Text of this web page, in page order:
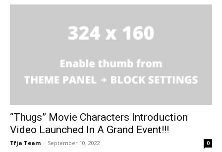
“Thugs” Movie Characters Introduction
Video Launched In A Grand Event!!!
Tfja Team - September 10, 2022 0